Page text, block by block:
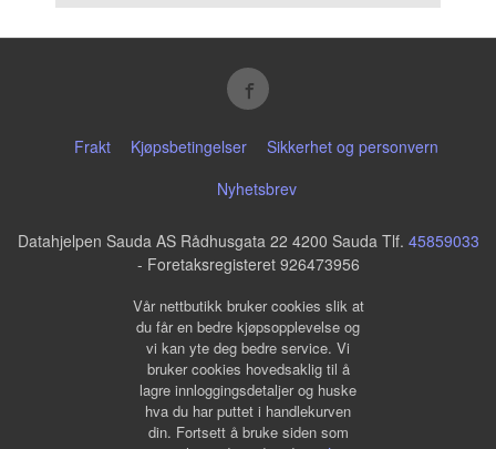
Frakt Kjøpsbetingelser
Sikkerhet og personvern
Nyhetsbrev
Datahjelpen Sauda AS Rådhusgata 22 4200 Sauda Tlf. 45859033
- Foretaksregisteret 926473956
Vår nettbutikk bruker cookies slik at
du får en bedre kjøpsopplevelse og
vi kan yte deg bedre service. Vi
bruker cookies hovedsaklig til å
lagre innloggingsdetaljer og huske
hva du har puttet i handlekurven
din. Fortsett å bruke siden som